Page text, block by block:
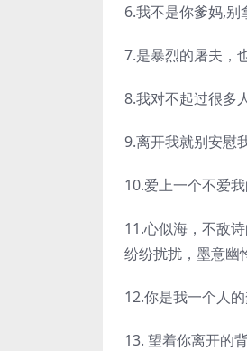
6.我不是你爹妈,别
7.是暴烈的屠夫，
8.我对不起过很多
9.离开我就别安慰
10.爱上一个不爱
11.心似海，不敌
纷纷扰扰，墨意幽
12.你是我一个人
13. 望着你离开的